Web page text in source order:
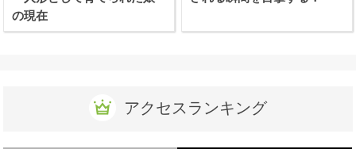
の現在
アクセスランキング